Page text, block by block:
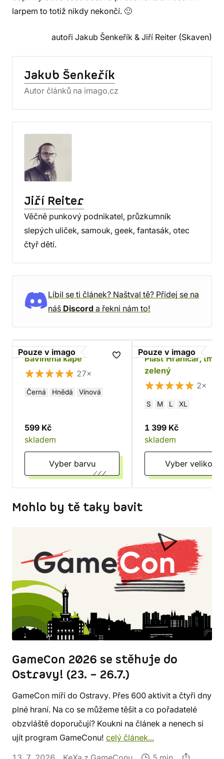
larpem to totiž nikdy nekončí. 🙂
autoři Jakub Šenkeřík & Jiří Reiter (Skaven)
Jakub Šenkeřík
Autor článků na imago.cz
Jiří Reiter
Věčně punkový podnikatel, průzkumník
slepých uliček, samouk, geek, fantasák, otec
čtyř dětí.
Líbil se ti článek? Naštval tě? Přidej se na
náš Discord a řekni nám to!
Pouze v imago
Bavlněná kápě
27×
Černá Hnědá Vínová
599 Kč
skladem
Vyber barvu
Pouze v imago
Plášť Hraničář,
zelený
2×
S M L XL
1 399 Kč
skladem
Vyber velikost
Mohlo by tě taky bavit
GameCon 2026 se stěhuje do
Ostravy! (23. – 26.7.)
GameCon míří do Ostravy. Přes 600 aktivit a čtyři dny
plné hraní. Na co se můžeme těšit a co pořadatelé
obzvláště doporučují? Koukni na článek a nenech si
ujít program GameConu! celý článek...